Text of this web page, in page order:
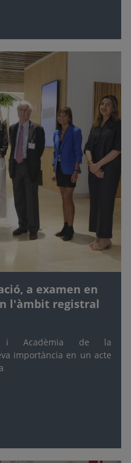
a examen en
l'àmbit registral
i Acadèmia de la
importància en un acte